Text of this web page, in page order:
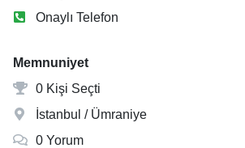
Onaylı Telefon
Memnuniyet
0 Kişi Seçti
İstanbul / Ümraniye
0 Yorum